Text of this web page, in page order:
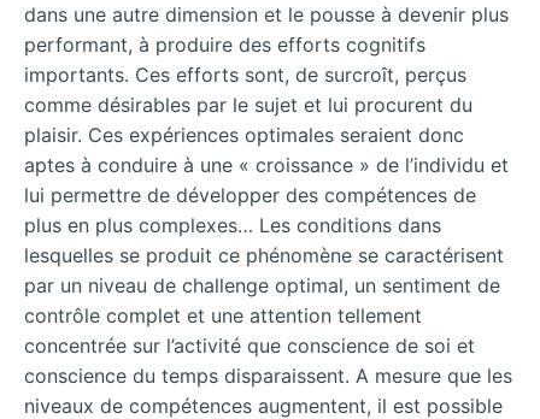
dans une autre dimension et le pousse à devenir plus
performant, à produire des efforts cognitifs
importants. Ces efforts sont, de surcroît, perçus
comme désirables par le sujet et lui procurent du
plaisir. Ces expériences optimales seraient donc
aptes à conduire à une « croissance » de l’individu et
lui permettre de développer des compétences de
plus en plus complexes… Les conditions dans
lesquelles se produit ce phénomène se caractérisent
par un niveau de challenge optimal, un sentiment de
contrôle complet et une attention tellement
concentrée sur l’activité que conscience de soi et
conscience du temps disparaissent. A mesure que les
niveaux de compétences augmentent, il est possible